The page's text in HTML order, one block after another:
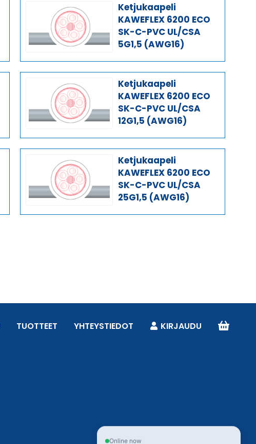
Ketjukaapeli
KAWEFLEX 6200 ECO
SK-C-PVC UL/CSA
5G1,5 (AWG16)
Ketjukaapeli
KAWEFLEX 6200 ECO
SK-C-PVC UL/CSA
12G1,5 (AWG16)
Ketjukaapeli
KAWEFLEX 6200 ECO
SK-C-PVC UL/CSA
25G1,5 (AWG16)
TUOTTEET YHTEYSTIEDOT KIRJAUDU
Online now